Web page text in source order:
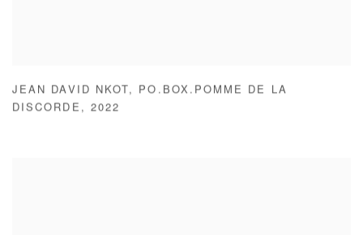
JEAN DAVID NKOT , PO.BOX.POMME DE LA
DISCORDE , 2022